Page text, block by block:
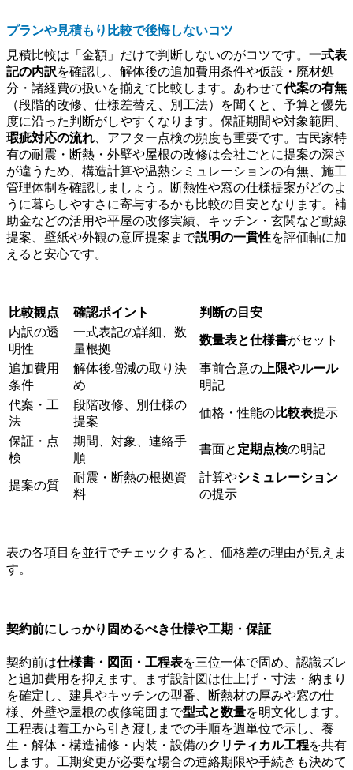
プランや見積もり比較で後悔しないコツ
見積比較は「金額」だけで判断しないのがコツです。 一式表
記の内訳を確認し、解体後の追加費用条件や仮設・廃材処
分・諸経費の扱いを揃えて比較します。あわせて代案の有無
（段階的改修、仕様差替え、別工法）を聞くと、予算と優先
度に沿った判断がしやすくなります。保証期間や対象範囲、
瑕疵対応の流れ 、アフター点検の頻度も重要です。古民家特
有の耐震・断熱・外壁や屋根の改修は会社ごとに提案の深さ
が違うため、構造計算や温熱シミュレーションの有無、施工
管理体制を確認しましょう。断熱性や窓の仕様提案がどのよ
うに暮らしやすさに寄与するかも比較の目安となります。補
助金などの活用や平屋の改修実績、キッチン・玄関など動線
提案、壁紙や外観の意匠提案まで説明の一貫性を評価軸に加
えると安心です。
比較観点 確認ポイント
判断の目安
内訳の透
明性
一式表記の詳細、数
量根拠
数量表と仕様書がセット
追加費用
条件
解体後増減の取り決
め
事前合意の 上限やルール
明記
代案・工
法
段階改修、別仕様の
提案
価格・性能の比較表提示
保証・点
検
期間、対象、連絡手
順
書面と 定期点検の明記
提案の質
耐震・断熱の根拠資
料
計算やシミュレーション
の提示
表の各項目を並行でチェックすると、価格差の理由が見えま
す。
契約前にしっかり固めるべき仕様や工期・保証
契約前は仕様書・図面・工程表を三位一体で固め、認識ズレ
と追加費用を抑えます。まず設計図は仕上げ・寸法・納まり
を確定し、建具やキッチンの型番、断熱材の厚みや窓の仕
様、外壁や屋根の改修範囲まで型式と数量を明文化します。
工程表は着工から引き渡しまでの手順を週単位で示し、養
生・解体・構造補修・内装・設備のクリティカル工程を共有
します。工期変更が必要な場合の連絡期限や手続きも決めて